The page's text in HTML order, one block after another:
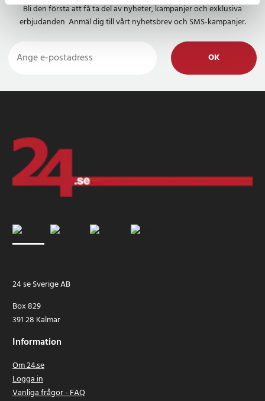
Nylonlåsmekanismen gör det enkelt att justera längden från 110 till
130 cm, och stavarna kan fällas ned till 34,5 cm för bekväm
Bekväma EVA-handtag och justerbara handledsremmar
EVA-skumhandtagen ger ett bekvämt grepp, medan de justerbara
deformation
Varje stolpsektion är säkrad med en hållbar stålkabel, som ökar
motståndet mot böjning och skador och bibehåller stabiliteten
under tunga laster.
kvaliteten hos varumärket Qunature
Den attraktiva lila färgen, den tryckta logotypen, längdskalorna,
skyddande spetsar och utbytbara plattor gör Qunature-stavarna
Artikelnummer:API-HUR-133309
Bli den första att få ta del av nyheter, kampanjer och exklusiva
erbjudanden Anmäl dig till vårt nyhetsbrev och SMS-kampanjer.
OK
24 se Sverige AB
Box 829
391 28 Kalmar
Information
Om 24.se
Logga in
Vanliga frågor - FAQ